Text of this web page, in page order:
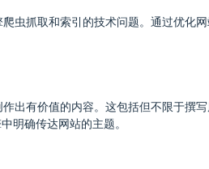
虫抓取和索引的技术问题。通过优化
出有价值的内容。这包括但不限于撰
明确传达网站的主题。